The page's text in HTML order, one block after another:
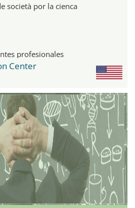
società por la cienca
profesionales
Center